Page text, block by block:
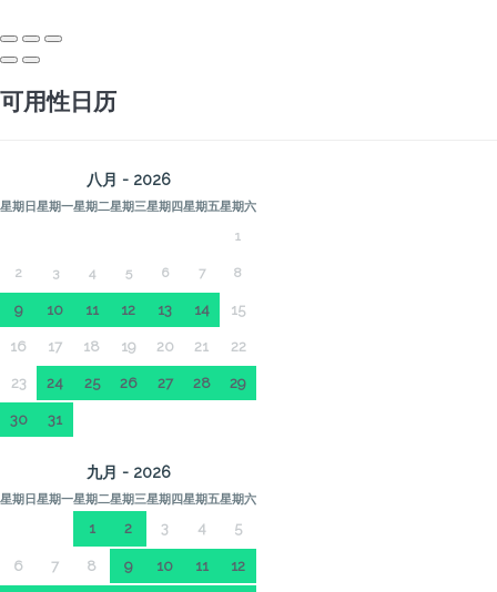
可用性日历
八月 - 2026
星期日星期一星期二星期三星期四星期五星期六
1
2 3 4 5 6 7 8
9 10 11 12 13 14 15
16 17 18 19 20 21 22
23 24 25 26 27 28 29
30 31
九月 - 2026
星期日星期一星期二星期三星期四星期五星期六
1 2 3 4 5
6 7 8 9 10 11 12